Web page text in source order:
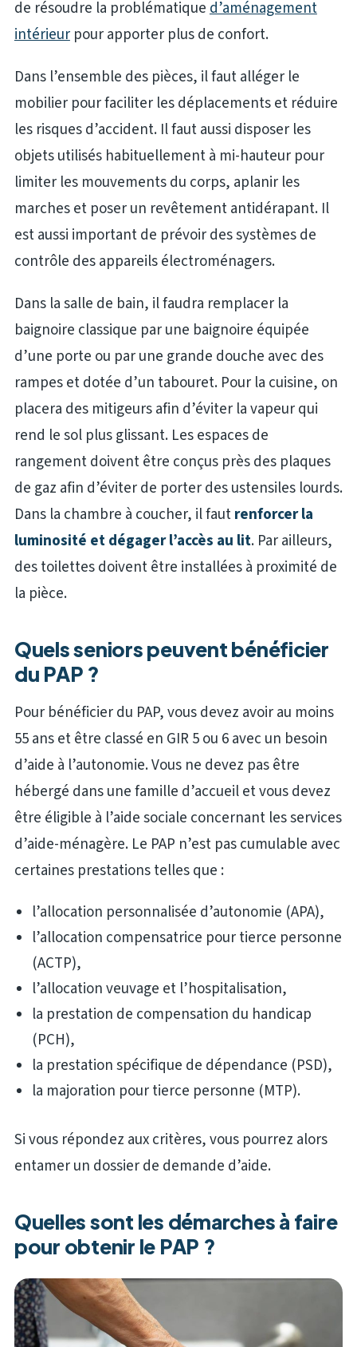
de résoudre la problématiqued’aménagement
intérieurpour apporter plus de confort.
Dans l’ensemble des pièces, il faut alléger le
mobilier pour faciliter les déplacements et réduire
les risques d’accident. Il faut aussi disposer les
objets utilisés habituellement à mi-hauteur pour
limiter les mouvements du corps, aplanir les
marches et poser un revêtement antidérapant. Il
est aussi important de prévoir des systèmes de
contrôle des appareils électroménagers.
Dans la salle de bain, il faudra remplacer la
baignoire classique par une baignoire équipée
d’une porte ou par une grande douche avec des
rampes et dotée d’un tabouret. Pour la cuisine, on
placera des mitigeurs afin d’éviter la vapeur qui
rend le sol plus glissant. Les espaces de
rangement doivent être conçus près des plaques
de gaz afin d’éviter de porter des ustensiles lourds.
Dans la chambre à coucher, il fautrenforcer la
luminosité et dégager l’accès au lit. Par ailleurs,
des toilettes doivent être installées à proximité de
la pièce.
Quels seniors peuvent bénéficier
du PAP ?
Pour bénéficier du PAP, vous devez avoir au moins
55 ans et être classé en GIR 5 ou 6 avec un besoin
d’aide à l’autonomie. Vous ne devez pas être
hébergé dans une famille d’accueil et vous devez
être éligible à l’aide sociale concernant les services
d’aide-ménagère. Le PAP n’est pas cumulable avec
certaines prestations telles que :
l’allocation personnalisée d’autonomie (APA),
l’allocation compensatrice pour tierce personne
(ACTP),
l’allocation veuvage et l’hospitalisation,
la prestation de compensation du handicap
(PCH),
la prestation spécifique de dépendance (PSD),
la majoration pour tierce personne (MTP).
Si vous répondez aux critères, vous pourrez alors
entamer un dossier de demande d’aide.
Quelles sont les démarches à faire
pour obtenir le PAP ?